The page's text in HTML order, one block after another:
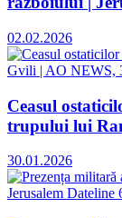
02.02.2026
Ceasul
trupului lui
30.01.2026